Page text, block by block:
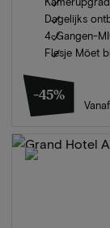
Dagelijks
4-Gangen-
Flesje Möet
-45%
Vanaf